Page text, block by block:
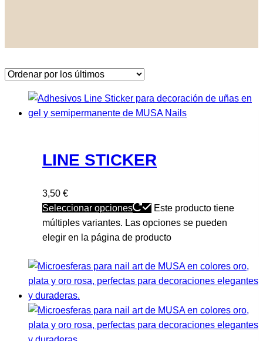
LINE STICKER
3,50 €
Seleccionar opciones
Este producto tiene
múltiples variantes. Las opciones se pueden
elegir en la página de producto